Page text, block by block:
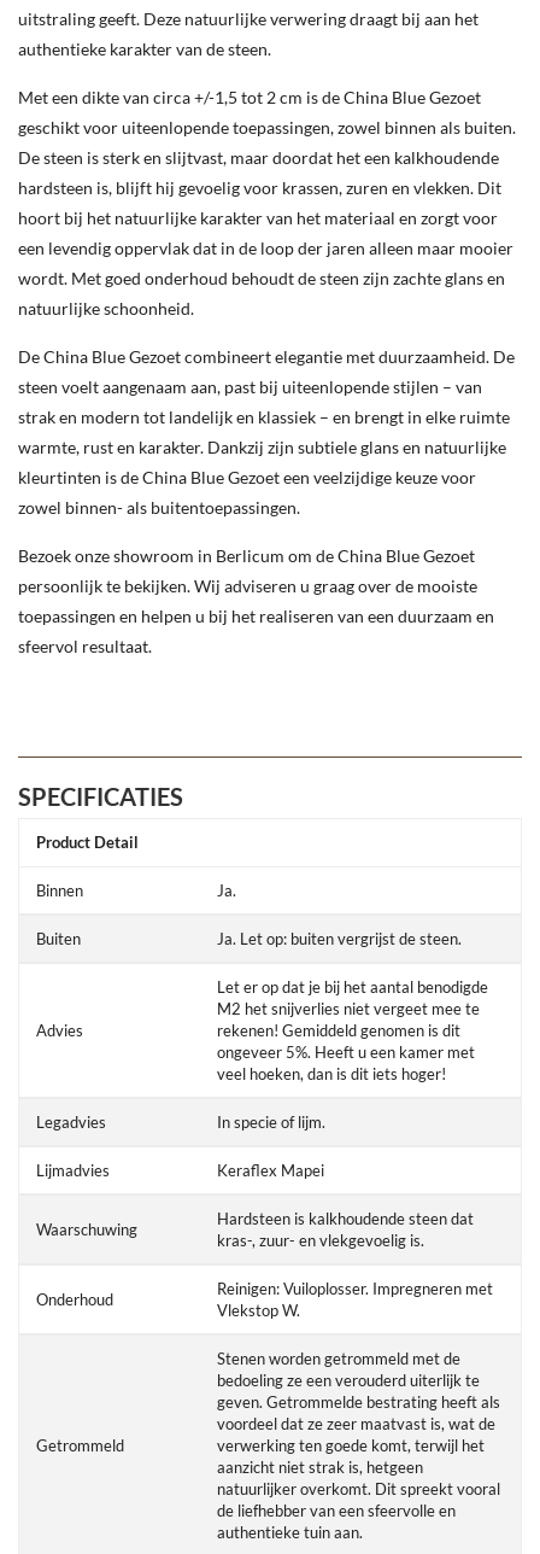
uitstraling geeft. Deze natuurlijke verwering draagt bij aan het
authentieke karakter van de steen.
Met een dikte van circa +/-1,5 tot 2 cm is de China Blue Gezoet
geschikt voor uiteenlopende toepassingen, zowel binnen als buiten.
De steen is sterk en slijtvast, maar doordat het een kalkhoudende
hardsteen is, blijft hij gevoelig voor krassen, zuren en vlekken. Dit
hoort bij het natuurlijke karakter van het materiaal en zorgt voor
een levendig oppervlak dat in de loop der jaren alleen maar mooier
wordt. Met goed onderhoud behoudt de steen zijn zachte glans en
natuurlijke schoonheid.
De China Blue Gezoet combineert elegantie met duurzaamheid. De
steen voelt aangenaam aan, past bij uiteenlopende stijlen – van
strak en modern tot landelijk en klassiek – en brengt in elke ruimte
warmte, rust en karakter. Dankzij zijn subtiele glans en natuurlijke
kleurtinten is de China Blue Gezoet een veelzijdige keuze voor
zowel binnen- als buitentoepassingen.
Bezoek onze showroom in Berlicum om de China Blue Gezoet
persoonlijk te bekijken. Wij adviseren u graag over de mooiste
toepassingen en helpen u bij het realiseren van een duurzaam en
sfeervol resultaat.
SPECIFICATIES
Product Detail
Binnen Ja.
Buiten Ja. Let op: buiten vergrijst de steen.
Advies
Let er op dat je bij het aantal benodigde
M2 het snijverlies niet vergeet mee te
rekenen! Gemiddeld genomen is dit
ongeveer 5%. Heeft u een kamer met
veel hoeken, dan is dit iets hoger!
Legadvies In specie of lijm.
Lijmadvies Keraflex Mapei
Waarschuwing
Hardsteen is kalkhoudende steen dat
kras-, zuur- en vlekgevoelig is.
Onderhoud
Reinigen: Vuiloplosser. Impregneren met
Vlekstop W.
Getrommeld
Stenen worden getrommeld met de
bedoeling ze een verouderd uiterlijk te
geven. Getrommelde bestrating heeft als
voordeel dat ze zeer maatvast is, wat de
verwerking ten goede komt, terwijl het
aanzicht niet strak is, hetgeen
natuurlijker overkomt. Dit spreekt vooral
de liefhebber van een sfeervolle en
authentieke tuin aan.